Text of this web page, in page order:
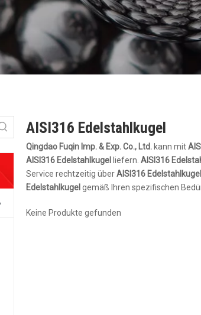
AISI316 Edelstahlkugel
Qingdao Fuqin Imp. & Exp. Co., Ltd. kann mit
AISI316 Edelstahlkugel liefern. AISI316
Service rechtzeitig überAISI316 Edelstahlkugel
Edelstahlkugel gemäß Ihren spezifischen
Keine Produkte gefunden